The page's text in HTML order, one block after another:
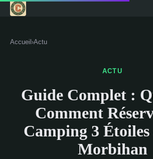
Accueil ›Actu
ACTU
Guide Complet :
Comment
Camping 3 Étoiles
Morbihan